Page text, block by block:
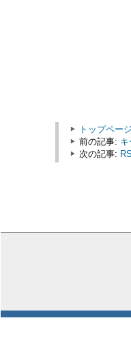
トップページ
前の記事:
次の記事: